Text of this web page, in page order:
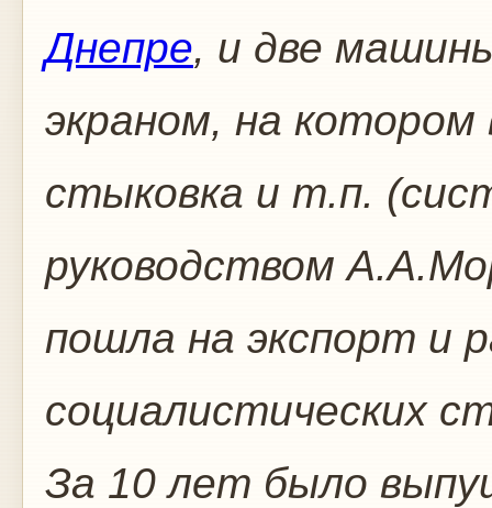
Днепре, и две
экраном, на
стыковка и т.п.
руководством
пошла на экспорт и
социалистических
За 10 лет было